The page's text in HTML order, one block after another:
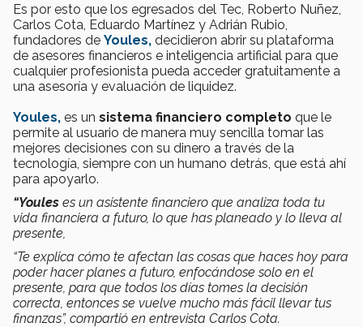
Es por esto que los egresados del Tec, Roberto Nuñez,
Carlos Cota, Eduardo Martínez y Adrián Rubio,
fundadores de Youles, decidieron abrir su plataforma
de asesores financieros e inteligencia artificial para que
cualquier profesionista pueda acceder gratuitamente a
una asesoría y evaluación de liquidez.
Youles, es un sistema financiero completo que le
permite al usuario de manera muy sencilla tomar las
mejores decisiones con su dinero a través de la
tecnología, siempre con un humano detrás, que está ahí
para apoyarlo.
“Youles es un asistente financiero que analiza toda tu
vida financiera a futuro, lo que has planeado y lo lleva al
presente,
“Te explica cómo te afectan las cosas que haces hoy para
poder hacer planes a futuro, enfocándose solo en el
presente, para que todos los días tomes la decisión
correcta, entonces se vuelve mucho más fácil llevar tus
finanzas”, compartió en entrevista Carlos Cota.